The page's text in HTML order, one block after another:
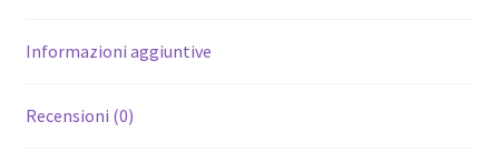
Informazioni aggiuntive
Recensioni (0)